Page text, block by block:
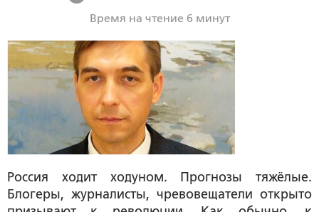
Время на чтение 6 минут
Россия ходит ходуном. Прогнозы тяжёлые.
Блогеры, журналисты, чревовещатели открыто